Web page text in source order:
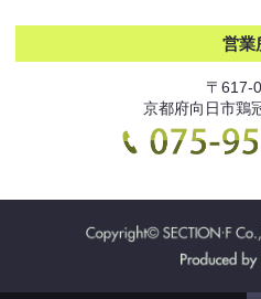
営業
〒617-
京都府向日市鶏